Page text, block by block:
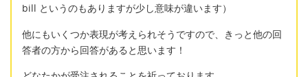
bill というのもありますが少し意味が違います）
他にもいくつか表現が考えられそうですので、きっと他の回
答者の方から回答があると思います！